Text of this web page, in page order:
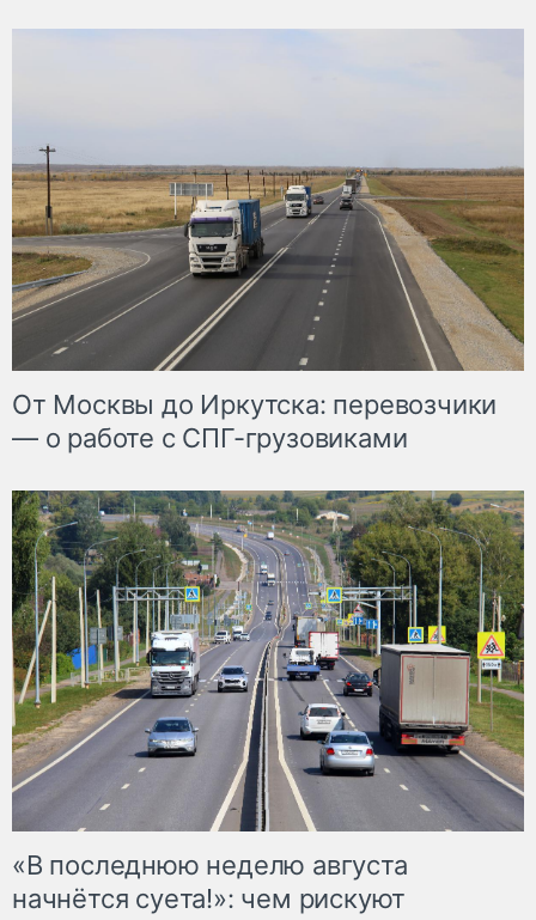
От Москвы до Иркутска: перевозчики
— о работе с СПГ-грузовиками
«В последнюю неделю августа
начнётся суета!»: чем рискуют